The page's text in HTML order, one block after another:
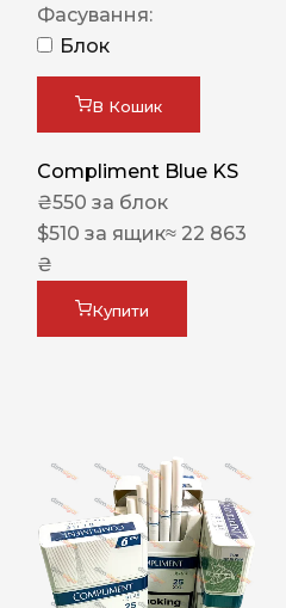
Фасування:
Блок
В Кошик
Compliment Blue KS
₴550 за блок
$510 за ящик≈ 22 863
₴
Купити